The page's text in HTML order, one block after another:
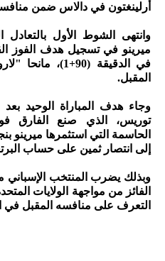
أرلينغتون في دالاس ضمن
وانتهى الشوط الأول
ميرينو في تسجيل هدف الفوز
في الدقيقة
المقبل.
وجاء هدف المباراة الوحيد
توريس، الذي صنع الفارق
الحاسمة التي استثمرها ميرينو
إلى انتصار ثمين على حساب
وبذلك يضرب المنتخب الإسباني
الفائز من مواجهة الولايات
التعرف على منافسه المقبل في